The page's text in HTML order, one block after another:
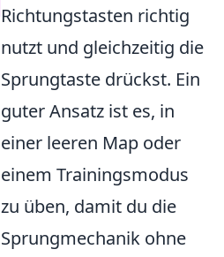
Richtungstasten richtig
nutzt und gleichzeitig die
Sprungtaste drückst. Ein
guter Ansatz ist es, in
einer leeren Map oder
einem Trainingsmodus
zu üben, damit du die
Sprungmechanik ohne